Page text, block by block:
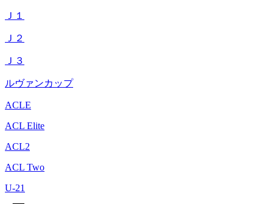
Ｊ１
Ｊ２
Ｊ３
ルヴァンカップ
ACLE
ACL Elite
ACL2
ACL Two
U-21